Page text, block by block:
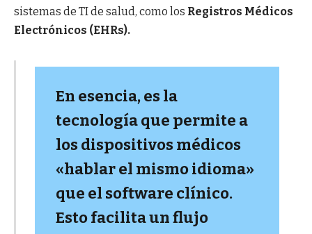
sistemas de TI de salud, como los Registros Médicos
Electrónicos (EHRs).
En esencia, es la
tecnología que permite a
los dispositivos médicos
«hablar el mismo idioma»
que el software clínico.
Esto facilita un flujo